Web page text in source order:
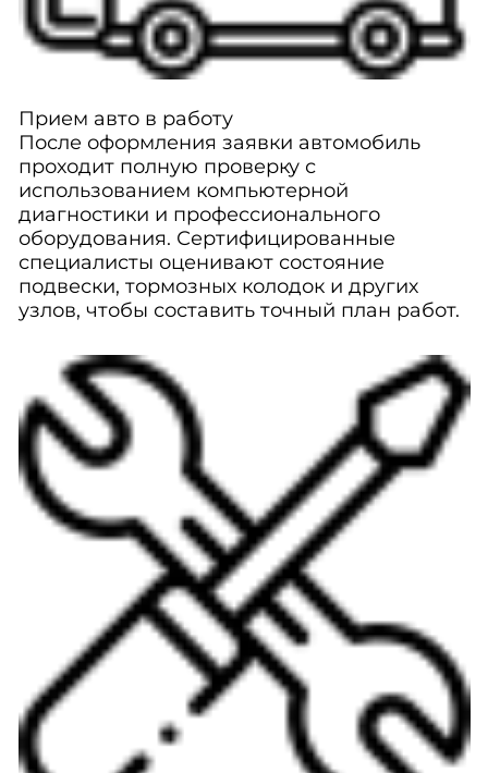
Прием авто в работу
После оформления заявки автомобиль
проходит полную проверку с
использованием компьютерной
диагностики и профессионального
оборудования. Сертифицированные
специалисты оценивают состояние
подвески, тормозных колодок и других
узлов, чтобы составить точный план работ.